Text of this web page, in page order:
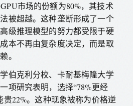
市场的份额为80%，其技术
被超越。这种垄断形成了一个
级推理模型的努力都受限于硬
本不再由复杂度决定，而是取
。
伯克利分校、卡耐基梅隆大学
项研究表明，选择“78%更经
贵22%。这种现象被称为价格逆